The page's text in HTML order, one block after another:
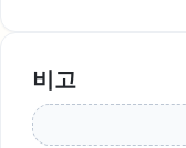
비고